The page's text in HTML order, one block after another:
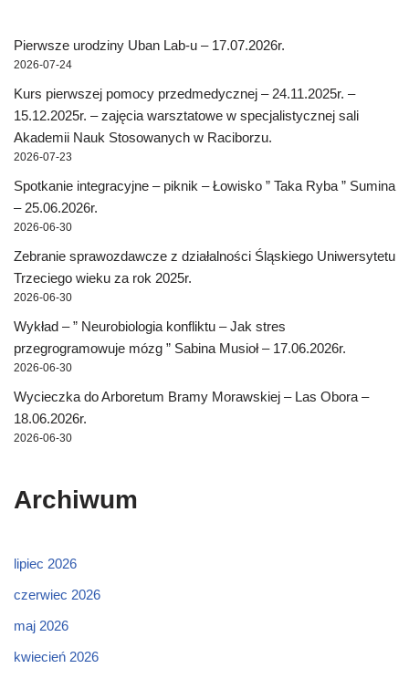
Pierwsze urodziny Uban Lab-u – 17.07.2026r.
2026-07-24
Kurs pierwszej pomocy przedmedycznej – 24.11.2025r. –
15.12.2025r. – zajęcia warsztatowe w specjalistycznej sali
Akademii Nauk Stosowanych w Raciborzu.
2026-07-23
Spotkanie integracyjne – piknik – Łowisko ” Taka Ryba ” Sumina
– 25.06.2026r.
2026-06-30
Zebranie sprawozdawcze z działalności Śląskiego Uniwersytetu
Trzeciego wieku za rok 2025r.
2026-06-30
Wykład – ” Neurobiologia konfliktu – Jak stres
przegrogramowuje mózg ” Sabina Musioł – 17.06.2026r.
2026-06-30
Wycieczka do Arboretum Bramy Morawskiej – Las Obora –
18.06.2026r.
2026-06-30
Archiwum
lipiec 2026
czerwiec 2026
maj 2026
kwiecień 2026